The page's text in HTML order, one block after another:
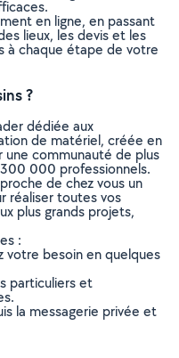
en ligne, en passant
lieux, les devis et les
à chaque étape de votre
?
dédiée aux
de matériel, créée en
une communauté de plus
000 professionnels.
de chez vous un
réaliser toutes vos
plus grands projets,
:
votre besoin en quelques
particuliers et
la messagerie privée et